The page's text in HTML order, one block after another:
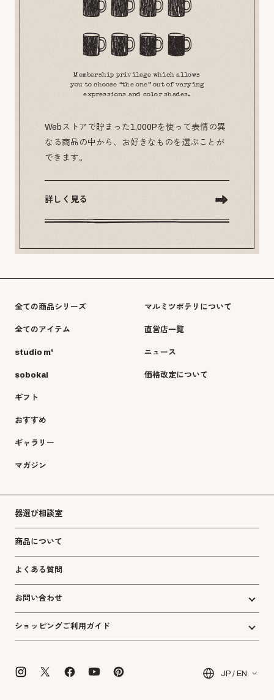
Membership privilege which allows
you to choose “the one” out of varying
expressions and color shades.
Webストアで貯まった1,000Pを使って表情の異
なる商品の中から、お好きなものを選ぶことが
できます。
詳しく見る
全ての商品シリーズ
全てのアイテム
studio m'
sobokai
ギフト
おすすめ
ギャラリー
マガジン
マルミツポテリについて
直営店一覧
ニュース
価格改定について
器選び相談室
商品について
よくある質問
お問い合わせ
ショッピングご利用ガイド
JP / EN